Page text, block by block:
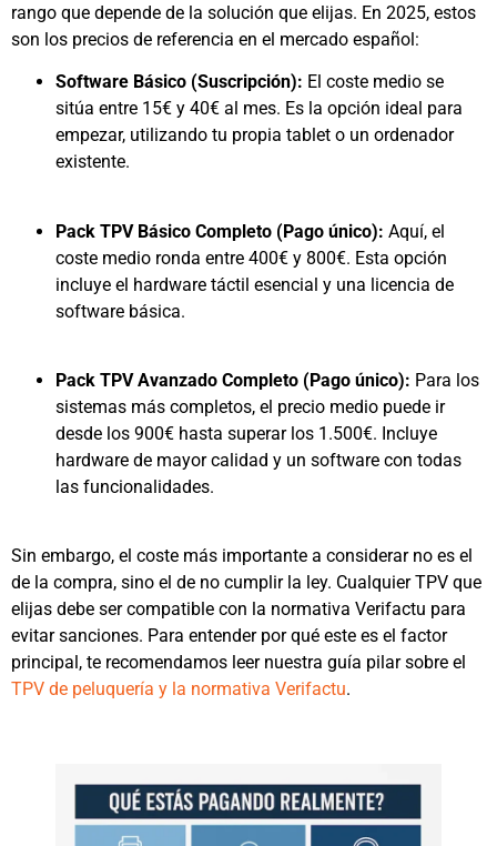
rango que depende de la solución que elijas. En 2025, estos
son los precios de referencia en el mercado español:
Software Básico (Suscripción): El coste medio se
sitúa entre 15€ y 40€ al mes. Es la opción ideal para
empezar, utilizando tu propia tablet o un ordenador
existente.
Pack TPV Básico Completo (Pago único): Aquí, el
coste medio ronda entre 400€ y 800€. Esta opción
incluye el hardware táctil esencial y una licencia de
software básica.
Pack TPV Avanzado Completo (Pago único): Para los
sistemas más completos, el precio medio puede ir
desde los 900€ hasta superar los 1.500€. Incluye
hardware de mayor calidad y un software con todas
las funcionalidades.
Sin embargo, el coste más importante a considerar no es el
de la compra, sino el de no cumplir la ley. Cualquier TPV que
elijas debe ser compatible con la normativa Verifactu para
evitar sanciones. Para entender por qué este es el factor
principal, te recomendamos leer nuestra guía pilar sobre el
TPV de peluquería y la normativa Verifactu.